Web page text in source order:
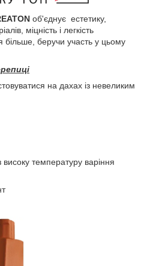
об'єднує естетику,
міцність і легкість
більше, беручи участь у цьому
на дахах із невеликим
високу температуру варіння